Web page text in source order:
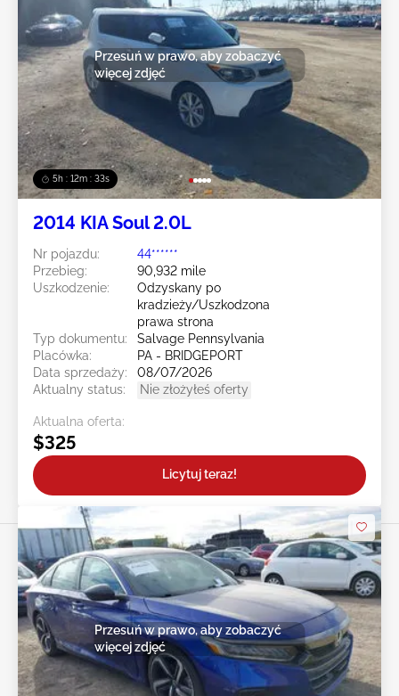
5h : 12m : 31s
Przesuń w prawo, aby zobaczyć
więcej zdjęć
2014 KIA Soul 2.0L
Nr pojazdu:
44******
Przebieg:
90,932 mile
Uszkodzenie:
Odzyskany po
kradzieży/Uszkodzona
prawa strona
Typ dokumentu:
Salvage Pennsylvania
Placówka:
PA - BRIDGEPORT
Data sprzedaży:
08/07/2026
Aktualny status:
Nie złożyłeś oferty
Aktualna oferta:
$325
Licytuj teraz!
Przesuń w prawo, aby zobaczyć
więcej zdjęć